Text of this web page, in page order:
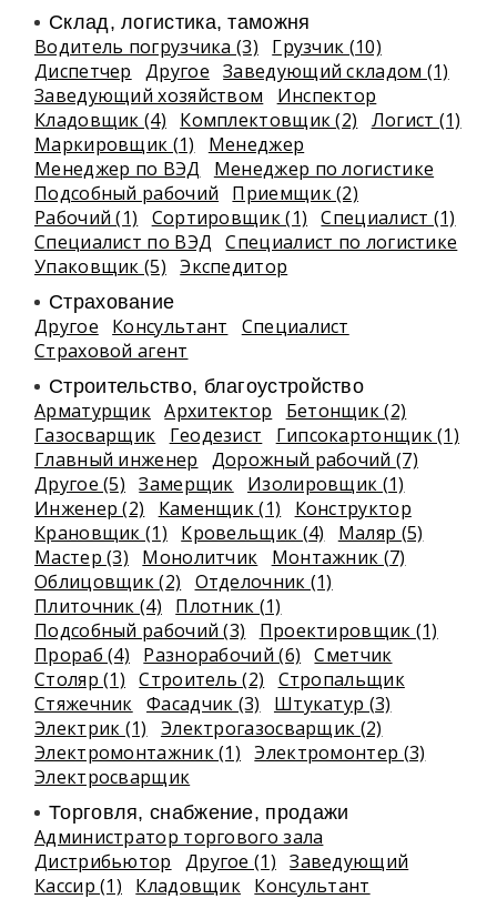
Склад, логистика, таможня
Водитель погрузчика (3)
Грузчик (10)
Диспетчер
Другое Заведующий складом (1)
Заведующий хозяйством
Инспектор
Кладовщик (4)
Комплектовщик (2)
Логист (1)
Маркировщик (1)
Менеджер
Менеджер по ВЭД
Менеджер по логистике
Подсобный рабочий
Приемщик (2)
Рабочий (1)
Сортировщик (1)
Специалист (1)
Специалист по ВЭД
Специалист по логистике
Упаковщик (5)
Экспедитор
Страхование
Другое Консультант
Специалист
Страховой агент
Строительство, благоустройство
Арматурщик Архитектор
Бетонщик (2)
Газосварщик
Геодезист
Гипсокартонщик (1)
Главный инженер
Дорожный рабочий (7)
Другое (5)
Замерщик
Изолировщик (1)
Инженер (2)
Каменщик (1)
Конструктор
Крановщик (1)
Кровельщик (4)
Маляр (5)
Мастер (3)
Монолитчик
Монтажник (7)
Облицовщик (2)
Отделочник (1)
Плиточник (4)
Плотник (1)
Подсобный рабочий (3)
Проектировщик (1)
Прораб (4)
Разнорабочий (6)
Сметчик
Столяр (1)
Строитель (2)
Стропальщик
Стяжечник Фасадчик (3)
Штукатур (3)
Электрик (1)
Электрогазосварщик (2)
Электромонтажник (1)
Электромонтер (3)
Электросварщик
Торговля, снабжение, продажи
Администратор торгового зала
Дистрибьютор
Другое (1)
Заведующий
Кассир (1)
Кладовщик Консультант